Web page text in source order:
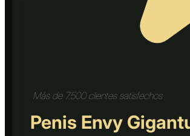
Más de 7.500 clientes satisfechos
Penis Envy